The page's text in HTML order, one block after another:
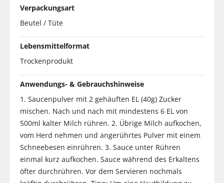
Verpackungsart
Beutel / Tüte
Lebensmittelformat
Trockenprodukt
Anwendungs- & Gebrauchshinweise
1. Saucenpulver mit 2 gehäuften EL (40g) Zucker
mischen. Nach und nach mit mindestens 6 EL von
500ml kalter Milch rühren. 2. Übrige Milch aufkochen,
vom Herd nehmen und angerührtes Pulver mit einem
Schneebesen einrühren. 3. Sauce unter Rühren
einmal kurz aufkochen. Sauce während des Erkaltens
öfter durchrühren. Vor dem Servieren nochmals